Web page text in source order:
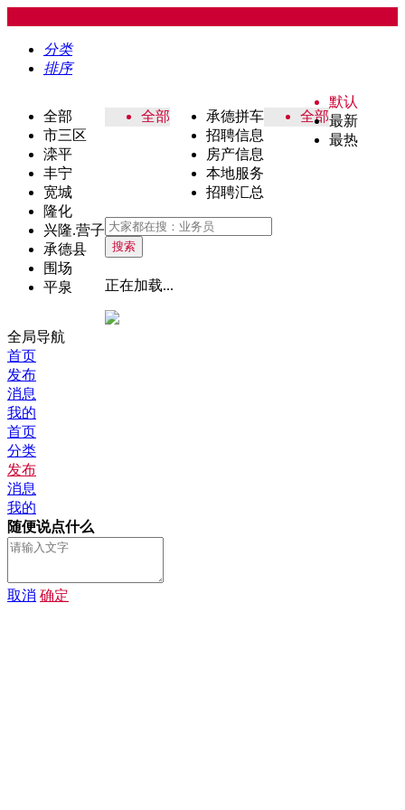
分类
排序
全部
市三区
滦平
丰宁
宽城
隆化
兴隆.营子
承德县
围场
平泉
全部
承德拼车
招聘信息
房产信息
本地服务
招聘汇总
全部
默认
最新
最热
搜索
正在加载...
全局导航
首页
发布
消息
我的
首页
分类
发布
消息
我的
随便说点什么
取消 确定